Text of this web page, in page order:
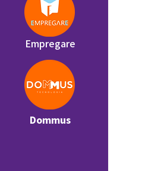
Empregare
Dommus